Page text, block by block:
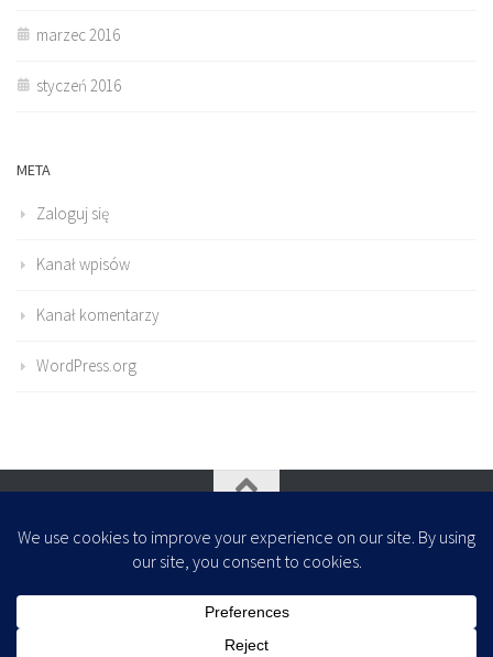
marzec 2016
styczeń 2016
META
Zaloguj się
Kanał wpisów
Kanał komentarzy
WordPress.org
- Zaprojektowany z